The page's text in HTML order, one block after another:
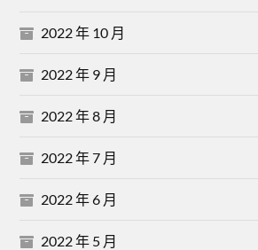
2022 年 10 月
2022 年 9 月
2022 年 8 月
2022 年 7 月
2022 年 6 月
2022 年 5 月